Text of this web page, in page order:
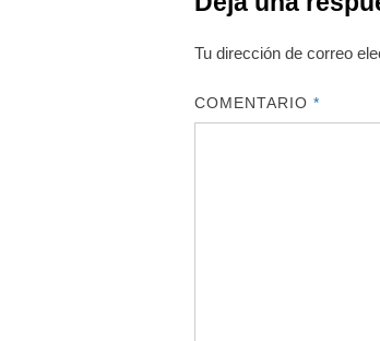
Tu dirección de correo
COMENTARIO*